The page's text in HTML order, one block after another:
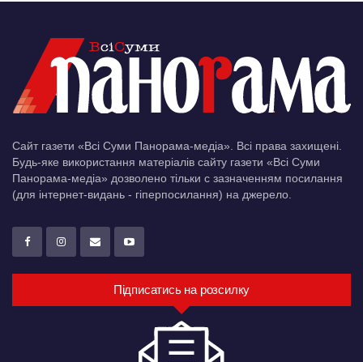
Сайт газети «Всі Суми Панорама-медіа». Всі права захищені.
Будь-яке використання матеріалів сайту газети «Всі Суми
Панорама-медіа» дозволено тільки c зазначенням посилання
(для інтернет-видань - гіперпосилання) на джерело.
Підписатись на розсилку